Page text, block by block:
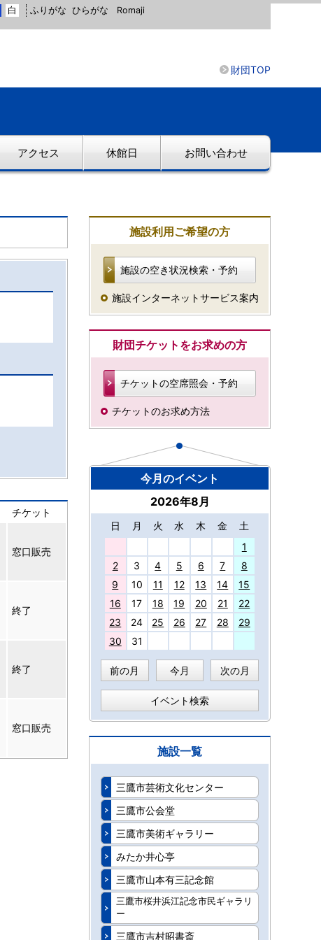
白 ふりがな ひらがな Romaji
財団TOP
アクセス 休館日 お問い合わせ
チケット
窓口販売
終了
終了
窓口販売
施設利用ご希望の方
施設の空き状況検索・予約
施設インターネットサービス案内
財団チケットをお求めの方
チケットの空席照会・予約
チケットのお求め方法
今月のイベント
2026年8月
日 月 火 水 木 金
土
1
2
3 4 5 6 7
8
9
10 11 12 13 14
15
16
17 18 19 20 21
22
23
24 25 26 27 28
29
30
31
前の月 今月 次の月
イベント検索
施設一覧
三鷹市芸術文化センター
三鷹市公会堂
三鷹市美術ギャラリー
みたか井心亭
三鷹市山本有三記念館
三鷹市桜井浜江記念市民ギャラリ
ー
三鷹市吉村昭書斎